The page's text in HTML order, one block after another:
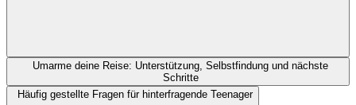
Umarme deine Reise: Unterstützung, Selbstfindung und nächste
Schritte
Häufig gestellte Fragen für hinterfragende Teenager